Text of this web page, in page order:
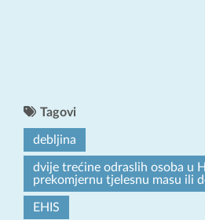
Tagovi
debljina
dvije trećine odraslih osoba u
prekomjernu tjelesnu masu ili
EHIS